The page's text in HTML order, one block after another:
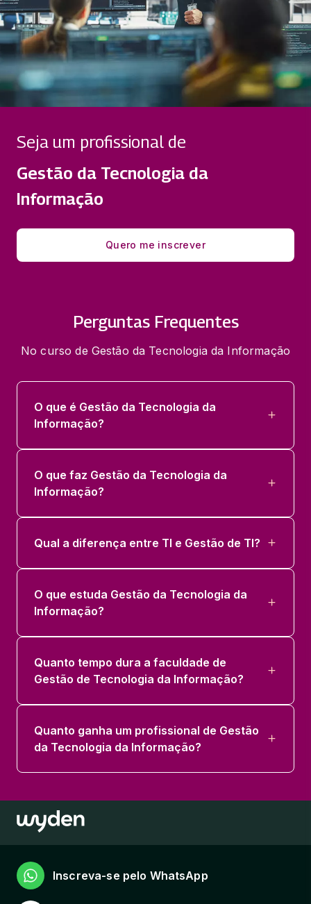
Seja um profissional de
Gestão da Tecnologia da
Informação
Quero me inscrever
Perguntas Frequentes
No curso de Gestão da Tecnologia da Informação
O que é Gestão da Tecnologia da
Informação?
O que faz Gestão da Tecnologia da
Informação?
Qual a diferença entre TI e Gestão de TI?
O que estuda Gestão da Tecnologia da
Informação?
Quanto tempo dura a faculdade de
Gestão de Tecnologia da Informação?
Quanto ganha um profissional de Gestão
da Tecnologia da Informação?
Inscreva-se pelo WhatsApp